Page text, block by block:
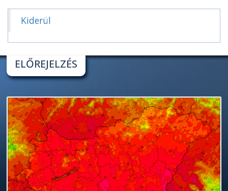
Kiderül
ELŐREJELZÉS